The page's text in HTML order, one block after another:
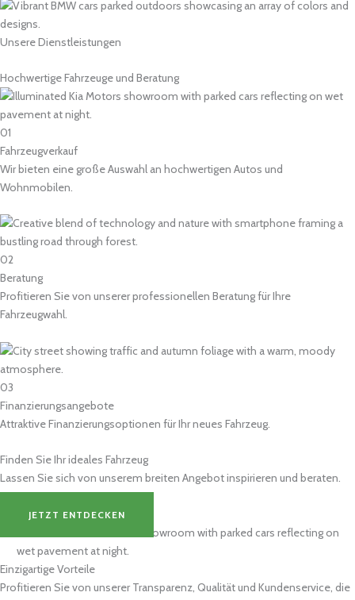
Unsere Dienstleistungen
Hochwertige Fahrzeuge und Beratung
01
Fahrzeugverkauf
Wir bieten eine große Auswahl an hochwertigen Autos und
Wohnmobilen.
02
Beratung
Profitieren Sie von unserer professionellen Beratung für Ihre
Fahrzeugwahl.
03
Finanzierungsangebote
Attraktive Finanzierungsoptionen für Ihr neues Fahrzeug.
Finden Sie Ihr ideales Fahrzeug
Lassen Sie sich von unserem breiten Angebot inspirieren und beraten.
JETZT ENTDECKEN
Einzigartige Vorteile
Profitieren Sie von unserer Transparenz, Qualität und Kundenservice, die